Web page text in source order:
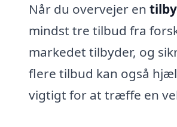
Når du overvejer en
mindst tre tilbud fra
markedet tilbyder, og
flere tilbud kan også
vigtigt for at træffe en